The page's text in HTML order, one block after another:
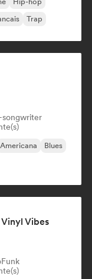
Trap
songwriter
Americana Blues
Vibes
Funk